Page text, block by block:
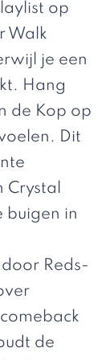
op
Walk
je een
Hang
de Kop op
Dit
Crystal
buigen in
Reds-
de